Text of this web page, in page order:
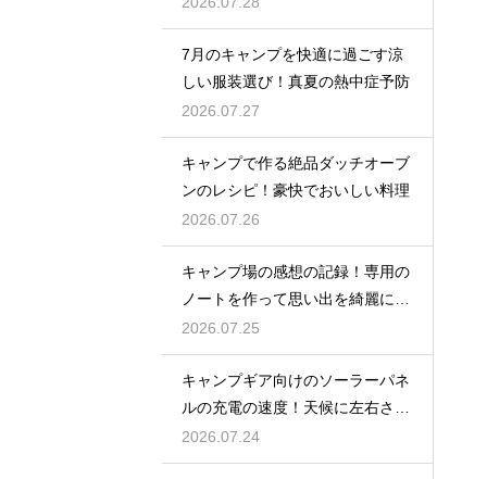
7月のキャンプを快適に過ごす涼
しい服装選び！真夏の熱中症予防
2026.07.27
キャンプで作る絶品ダッチオーブ
ンのレシピ！豪快でおいしい料理
2026.07.26
キャンプ場の感想の記録！専用の
ノートを作って思い出を綺麗に残
そう
2026.07.25
キャンプギア向けのソーラーパネ
ルの充電の速度！天候に左右され
ない選び方
2026.07.24